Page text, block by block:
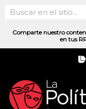
contenido
Search
Comparte nuestro
en tus